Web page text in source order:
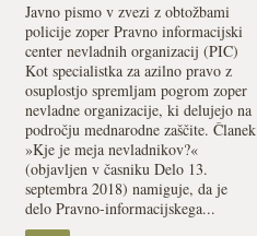
Javno pismo v zvezi z obtožbami
policije zoper Pravno informacijski
center nevladnih organizacij (PIC)
Kot specialistka za azilno pravo z
osuplostjo spremljam pogrom zoper
nevladne organizacije, ki delujejo na
področju mednarodne zaščite. Članek
»Kje je meja nevladnikov?«
(objavljen v časniku Delo 13.
septembra 2018) namiguje, da je
delo Pravno-informacijskega...